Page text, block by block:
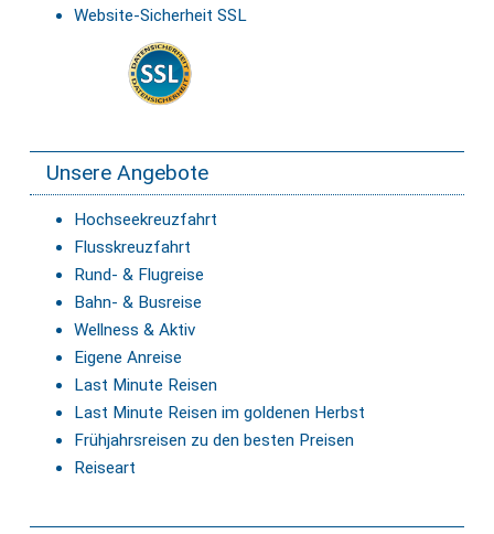
Website-Sicherheit SSL
Unsere Angebote
Hochseekreuzfahrt
Flusskreuzfahrt
Rund- & Flugreise
Bahn- & Busreise
Wellness & Aktiv
Eigene Anreise
Last Minute Reisen
Last Minute Reisen im goldenen Herbst
Frühjahrsreisen zu den besten Preisen
Reiseart